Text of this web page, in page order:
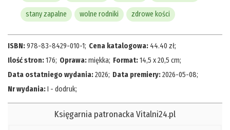
stany zapalne wolne rodniki zdrowe kości
ISBN:978-83-8429-010-1; Cena katalogowa: 44.40 zł;
Ilość stron:176; Oprawa:miękka; Format:14,5 x 20,5 cm;
Data ostatniego wydania:2026; Data premiery:2026-05-08;
Nr wydania:I - dodruk;
Księgarnia patronacka Vitalni24.pl